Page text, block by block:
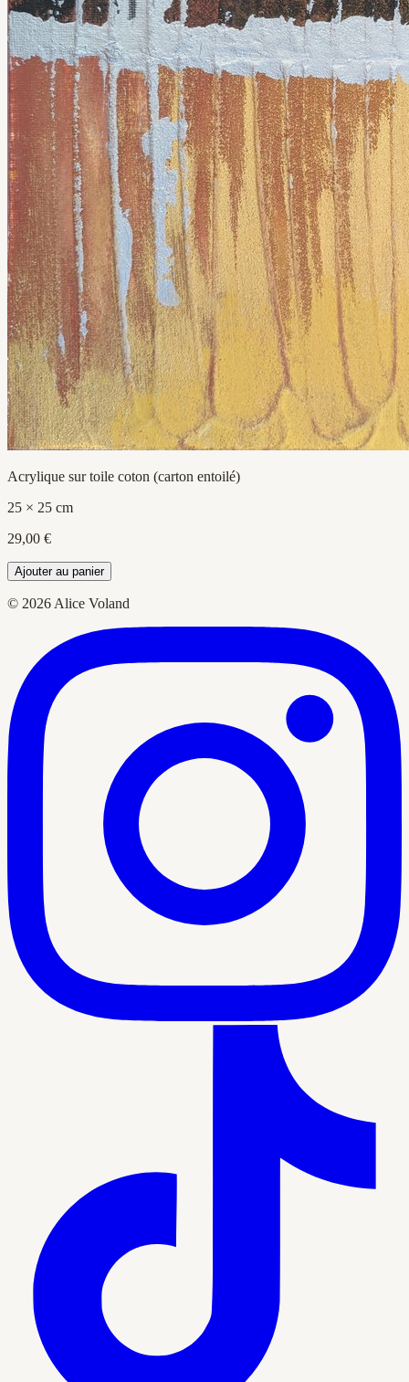
Acrylique sur toile coton (carton entoilé)
25 × 25 cm
29,00 €
Ajouter au panier
© 2026 Alice Voland